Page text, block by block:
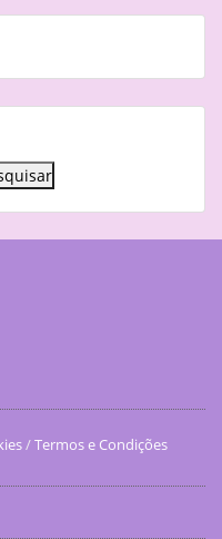
/Termos e Condições